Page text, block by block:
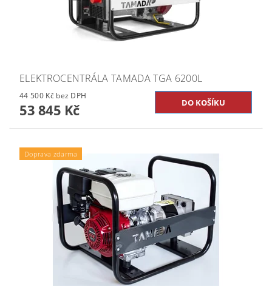
ELEKTROCENTRÁLA TAMADA TGA 6200L
44 500 Kč bez DPH
53 845 Kč
Doprava zdarma